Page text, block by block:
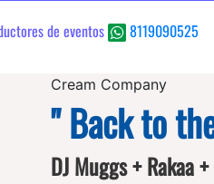
de eventos 8119090525
Cream Company
" Back to
DJ Muggs + Rakaa